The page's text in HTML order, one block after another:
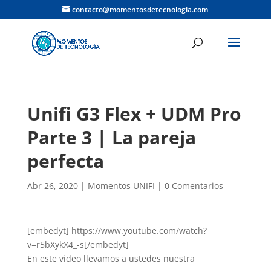
contacto@momentosdetecnologia.com
Unifi G3 Flex + UDM Pro
Parte 3 | La pareja
perfecta
Abr 26, 2020| Momentos UNIFI | 0 Comentarios
[embedyt] https://www.youtube.com/watch?
v=r5bXykX4_-s[/embedyt]
En este video llevamos a ustedes nuestra